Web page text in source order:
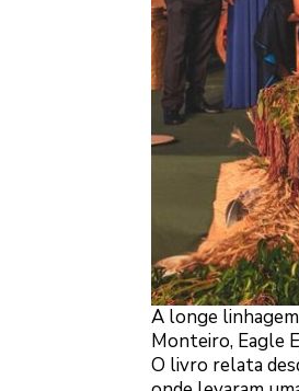
A longe
Monteiro, Eagle
O livro relata